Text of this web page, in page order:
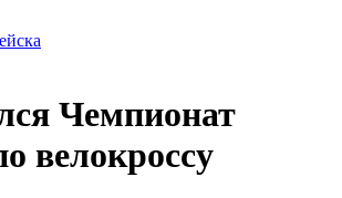
Чемпионат
велокроссу